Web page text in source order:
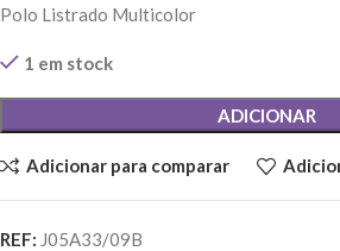
Polo Listrado Multicolor
1 em stock
ADICIONAR
Adicionar para comparar
REF: J05A33/09B